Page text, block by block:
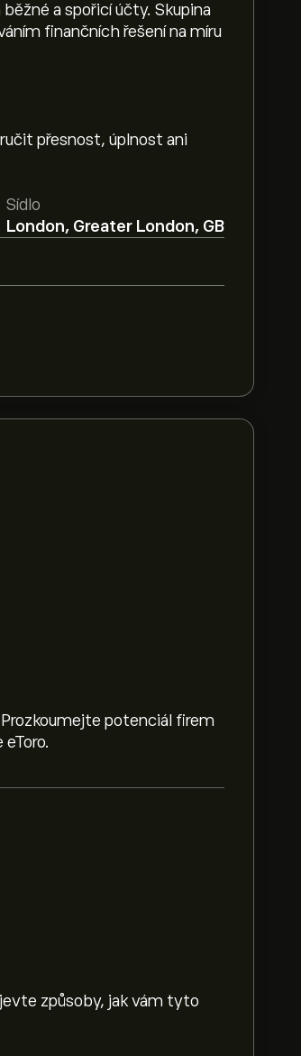
a spořicí účty. Skupina
finančních řešení na míru
přesnost, úplnost ani
Sídlo
London, Greater London, GB
potenciál firem
způsoby, jak vám tyto